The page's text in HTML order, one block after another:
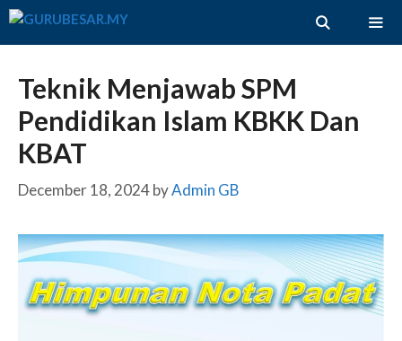
Skip
Teknik Menjawab SPM
Pendidikan Islam KBKK Dan
KBAT
December 18, 2024byAdmin GB